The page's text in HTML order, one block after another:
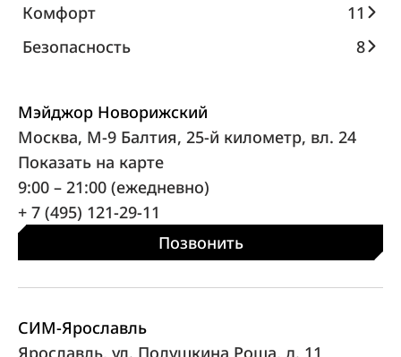
Комфорт
11
Безопасность
8
Мэйджор Новорижский
Москва, М-9 Балтия, 25-й километр, вл. 24
Показать на карте
9:00 – 21:00 (ежедневно)
+ 7 (495) 121-29-11
Позвонить
СИМ-Ярославль
Ярославль, ул. Полушкина Роща, д. 11